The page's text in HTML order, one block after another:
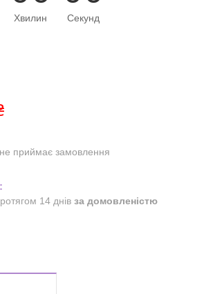
Хвилин Секунд
приймає замовлення
14 днів за домовленістю